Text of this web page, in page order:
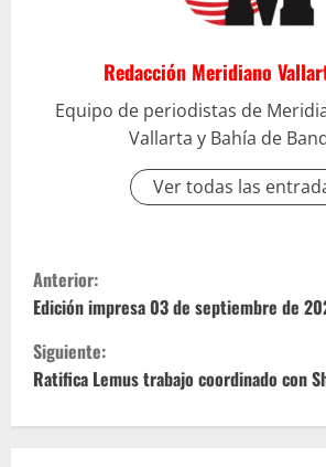
Redacción Meridiano
Equipo de periodistas de
Vallarta y Bahía de
Ver todas las
S
i
g
Anterior:
Edición impresa 03 de septiembre de
Siguiente:
Ratifica Lemus trabajo coordinado con